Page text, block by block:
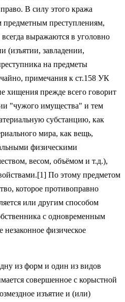
В силу этого кража
предметным преступлениям,
выражаются в уголовно
(изъятии, завладении,
на предметы
примечания к ст.158 УК
хищения прежде всего говорит
"чужого имущества" и тем
субстанцию, как
мира, как вещь,
физическими
весом, объёмом и т.д.),
По этому предметом
которое противоправно
или другим способом
с одновременным
незаконное физическое
из форм и один из видов
совершенное с корыстной
изъятие и (или)